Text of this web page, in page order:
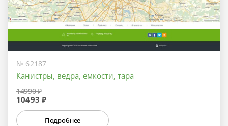
№ 62187
Канистры, ведра, емкости, тара
14990 ₽
10493 ₽
Подробнее